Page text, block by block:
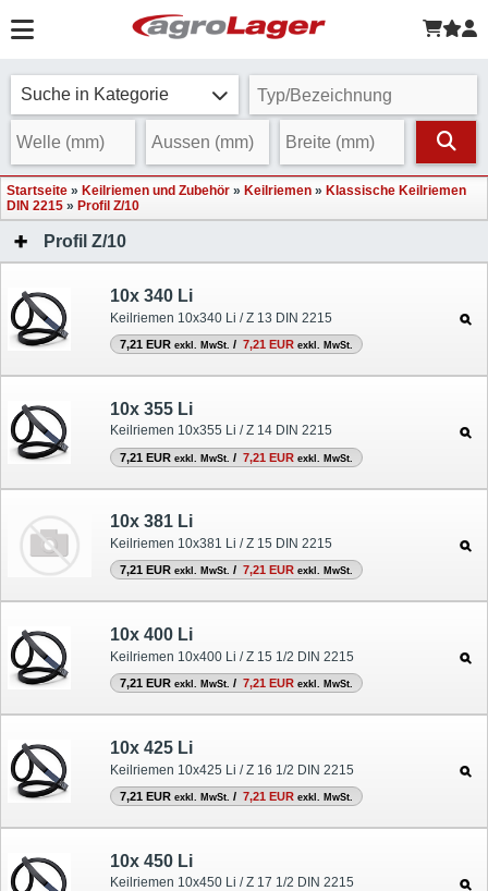
Suche in Kategorie
Startseite » Keilriemen und Zubehör » Keilriemen » Klassische Keilriemen
DIN 2215 » Profil Z/10
Profil Z/10
10x 340 Li
Keilriemen 10x340 Li / Z 13 DIN 2215
7,21 EUR exkl. MwSt. / 7,21 EUR exkl. MwSt.
10x 355 Li
Keilriemen 10x355 Li / Z 14 DIN 2215
7,21 EUR exkl. MwSt. / 7,21 EUR exkl. MwSt.
10x 381 Li
Keilriemen 10x381 Li / Z 15 DIN 2215
7,21 EUR exkl. MwSt. / 7,21 EUR exkl. MwSt.
10x 400 Li
Keilriemen 10x400 Li / Z 15 1/2 DIN 2215
7,21 EUR exkl. MwSt. / 7,21 EUR exkl. MwSt.
10x 425 Li
Keilriemen 10x425 Li / Z 16 1/2 DIN 2215
7,21 EUR exkl. MwSt. / 7,21 EUR exkl. MwSt.
10x 450 Li
Keilriemen 10x450 Li / Z 17 1/2 DIN 2215